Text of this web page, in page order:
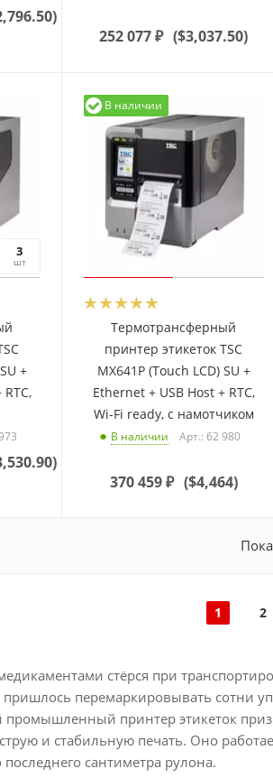
)
252 077₽ ($3,037.50)
06
сек
3
шт
+
)
В наличии
Термотрансферный
принтер этикеток TSC
MX641P (Touch LCD) SU +
Ethernet + USB Host + RTC,
Wi-Fi ready, с намотчиком
В наличии Арт.: 62 980
370 459₽ ($4,464)
1 2
стёрся при
перемаркировывать сотни
принтер этикеток
и стабильную печать. Оно
сантиметра рулона.